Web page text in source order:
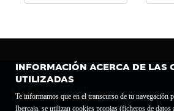
INFORMACIÓN ACERCA DE LAS
UTILIZADAS
Te informamos que en el transcurso de tu navegación
Ibercaja, se utilizan cookies propias (ficheros de datos